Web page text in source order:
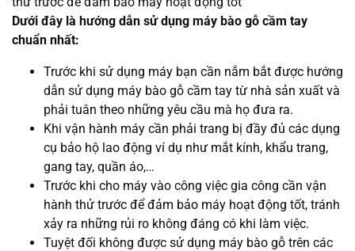
Dưới đây là hướng dẫn sử dụng máy bào gỗ cầm tay
chuẩn nhất:
Trước khi sử dụng máy bạn cần nắm bắt được hướng
dẫn sử dụng máy bào gỗ cầm tay từ nhà sản xuất và
phải tuân theo những yêu cầu mà họ đưa ra.
Khi vận hành máy cần phải trang bị đầy đủ các dụng
cụ bảo hộ lao động ví dụ như mắt kính, khẩu trang,
gang tay, quần áo,…
Trước khi cho máy vào công việc gia công cần vận
hành thử trước để đảm bảo máy hoạt động tốt, tránh
xảy ra những rủi ro không đáng có khi làm việc.
Tuyệt đối không được sử dụng máy bào gỗ trên các